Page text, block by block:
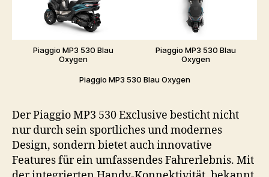
Piaggio MP3 530 Blau
Oxygen
Piaggio MP3 530 Blau
Oxygen
Piaggio MP3 530 Blau Oxygen
Der Piaggio MP3 530 Exclusive besticht nicht
nur durch sein sportliches und modernes
Design, sondern bietet auch innovative
Features für ein umfassendes Fahrerlebnis. Mit